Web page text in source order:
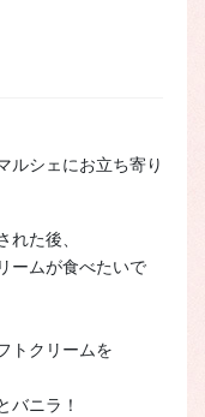
ルシェにお立ち寄り
れた後、
ームが食べたいで
トクリームを
バニラ！